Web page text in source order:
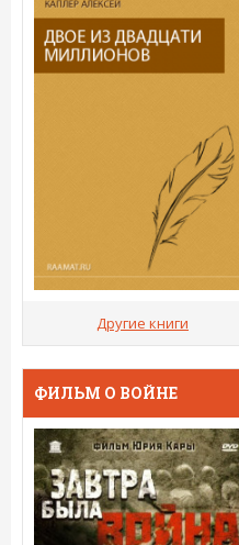
Другие книги
ФИЛЬМ О ВОЙНЕ